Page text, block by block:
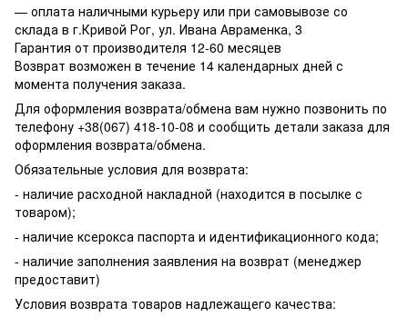
— оплата наличными курьеру или при самовывозе со
склада в г.Кривой Рог, ул. Ивана Авраменка, 3
Гарантия от производителя 12-60 месяцев
Возврат возможен в течение 14 календарных дней с
момента получения заказа.
Для оформления возврата/обмена вам нужно позвонить по
телефону +38(067) 418-10-08 и сообщить детали заказа для
оформления возврата/обмена.
Обязательные условия для возврата:
- наличие расходной накладной (находится в посылке с
товаром);
- наличие ксерокса паспорта и идентификационного кода;
- наличие заполнения заявления на возврат (менеджер
предоставит)
Условия возврата товаров надлежащего качества: